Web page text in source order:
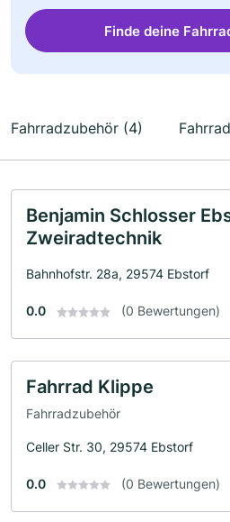
Finde deine
Fahrradzubehör (4)
Benjamin Schlosser
Zweiradtechnik
Bahnhofstr. 28a, 29574 Ebstorf
0.0 (0 Bewertungen)
Fahrrad Klippe
Fahrradzubehör
Celler Str. 30, 29574 Ebstorf
0.0 (0 Bewertungen)